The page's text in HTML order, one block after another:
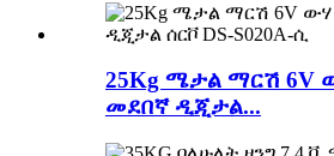
25Kg ሜታል ማርሽ 6V
መደበኛ ዲጂታል...